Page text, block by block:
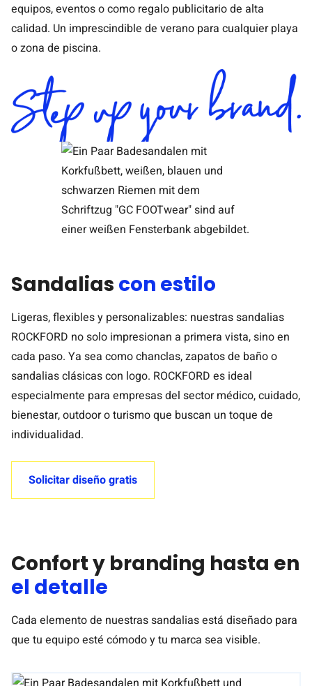
equipos, eventos o como regalo publicitario de alta
calidad. Un imprescindible de verano para cualquier playa
o zona de piscina.
Sandalias con estilo
Ligeras, flexibles y personalizables: nuestras sandalias
ROCKFORD no solo impresionan a primera vista, sino en
cada paso. Ya sea como chanclas, zapatos de baño o
sandalias clásicas con logo. ROCKFORD es ideal
especialmente para empresas del sector médico, cuidado,
bienestar, outdoor o turismo que buscan un toque de
individualidad.
Solicitar diseño gratis
Confort y branding hasta en
el detalle
Cada elemento de nuestras sandalias está diseñado para
que tu equipo esté cómodo y tu marca sea visible.